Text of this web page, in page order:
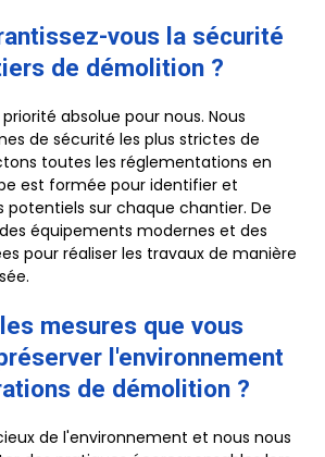
vous la sécurité
de démolition ?
absolue pour nous. Nous
de sécurité les plus strictes de
toutes les réglementations en
est formée pour identifier et
potentiels sur chaque chantier. De
équipements modernes et des
pour réaliser les travaux de manière
mesures que vous
l'environnement
de démolition ?
de l'environnement et nous nous